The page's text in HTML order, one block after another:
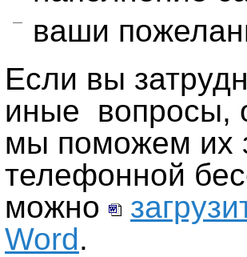
ваши
Если вы
иные вопросы,
мы поможем их
телефонной
можно
Word.